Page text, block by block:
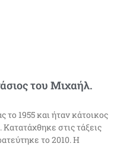
του Μιχαήλ.
το 1955 και ήταν κάτοικος
στις τάξεις
το 2010. Η